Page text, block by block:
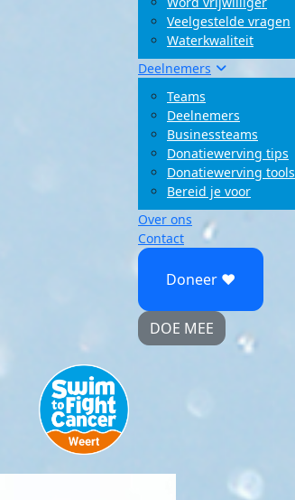
Veelgestelde vragen
Waterkwaliteit
Deelnemers
Teams
Deelnemers
Businessteams
Donatiewerving tips
Donatiewerving tools
Bereid je voor
Over ons
Contact
Doneer ♥
DOE MEE